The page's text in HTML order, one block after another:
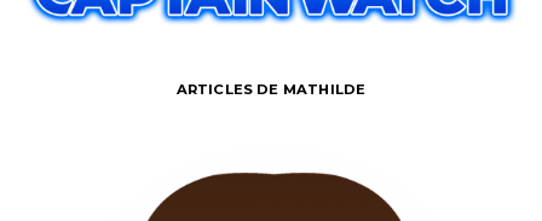
ARTICLES DE MATHILDE